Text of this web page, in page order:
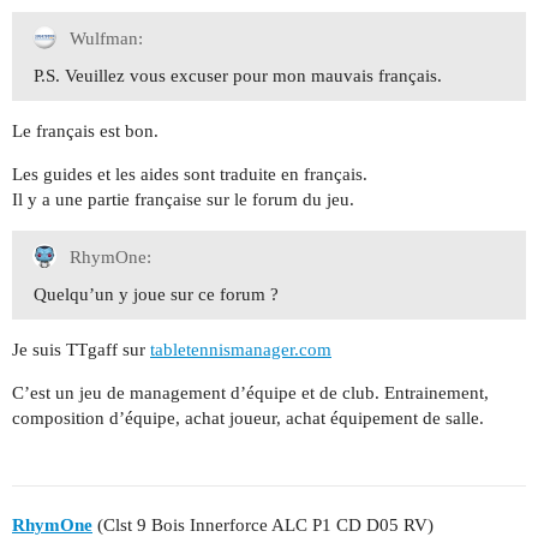
Wulfman:
P.S. Veuillez vous excuser pour mon mauvais français.
Le français est bon.
Les guides et les aides sont traduite en français.
Il y a une partie française sur le forum du jeu.
RhymOne:
Quelqu’un y joue sur ce forum ?
Je suis TTgaff sur tabletennismanager.com
C’est un jeu de management d’équipe et de club. Entrainement,
composition d’équipe, achat joueur, achat équipement de salle.
RhymOne (Clst 9 Bois Innerforce ALC P1 CD D05 RV)